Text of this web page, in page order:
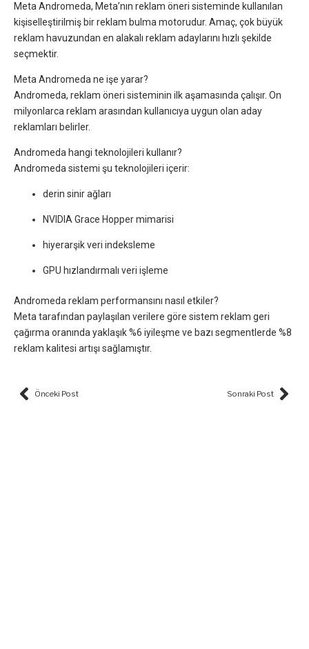
Meta Andromeda, Meta’nın reklam öneri sisteminde kullanılan
kişiselleştirilmiş bir reklam bulma motorudur. Amaç, çok büyük
reklam havuzundan en alakalı reklam adaylarını hızlı şekilde
seçmektir.
Meta Andromeda ne işe yarar?
Andromeda, reklam öneri sisteminin ilk aşamasında çalışır. On
milyonlarca reklam arasından kullanıcıya uygun olan aday
reklamları belirler.
Andromeda hangi teknolojileri kullanır?
Andromeda sistemi şu teknolojileri içerir:
derin sinir ağları
NVIDIA Grace Hopper mimarisi
hiyerarşik veri indeksleme
GPU hızlandırmalı veri işleme
Andromeda reklam performansını nasıl etkiler?
Meta tarafından paylaşılan verilere göre sistem reklam geri
çağırma oranında yaklaşık %6 iyileşme ve bazı segmentlerde %8
reklam kalitesi artışı sağlamıştır.
Prev
Önceki Post Sonraki Post